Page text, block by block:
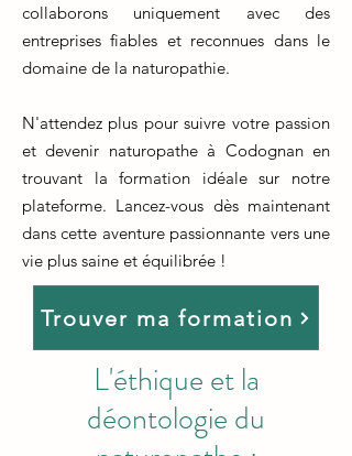
collaborons uniquement avec des
entreprises fiables et reconnues dans le
domaine de la naturopathie.
N'attendez plus pour suivre votre passion
et devenir naturopathe à Codognan en
trouvant la formation idéale sur notre
plateforme. Lancez-vous dès maintenant
dans cette aventure passionnante vers une
vie plus saine et équilibrée !
Trouver ma formation
L'éthique et la
déontologie du